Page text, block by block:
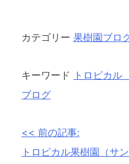
カテゴリー 果樹園ブロ
キーワード トロピカ
ブログ
投
稿
<< 前の記事:
トロピカル果樹園（サン